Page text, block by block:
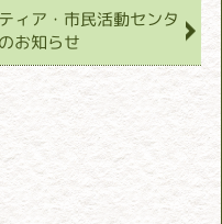
ィア・市民活動センタ
お知らせ